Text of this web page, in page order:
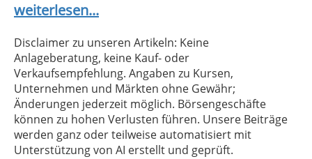
weiterlesen...
Disclaimer zu unseren Artikeln: Keine
Anlageberatung, keine Kauf- oder
Verkaufsempfehlung. Angaben zu Kursen,
Unternehmen und Märkten ohne Gewähr;
Änderungen jederzeit möglich. Börsengeschäfte
können zu hohen Verlusten führen. Unsere Beiträge
werden ganz oder teilweise automatisiert mit
Unterstützung von AI erstellt und geprüft.